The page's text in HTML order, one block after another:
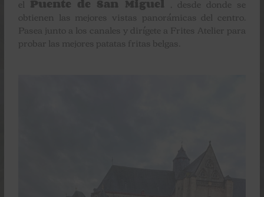
el Puente de San Miguel , desde donde se
obtienen las mejores vistas panorámicas del centro.
Pasea junto a los canales y dirígete a Frites Atelier para
probar las mejores patatas fritas belgas.